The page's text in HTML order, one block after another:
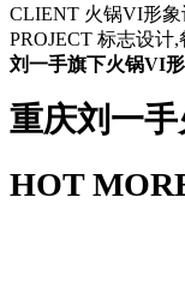
CLIENT 火锅VI形
PROJECT 标志设计,
刘一手旗下火锅VI
重庆刘一
HOT